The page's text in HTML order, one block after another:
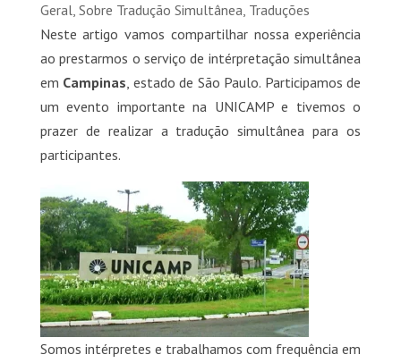
Geral, Sobre Tradução Simultânea, Traduções
Neste artigo vamos compartilhar nossa experiência
ao prestarmos o serviço de intérpretação simultânea
em Campinas, estado de São Paulo. Participamos de
um evento importante na UNICAMP e tivemos o
prazer de realizar a tradução simultânea para os
participantes.
Somos intérpretes e trabalhamos com frequência em